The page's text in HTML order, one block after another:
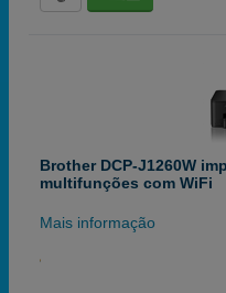
Brother DCP-J1260W
multifunções com WiFi
Mais informação